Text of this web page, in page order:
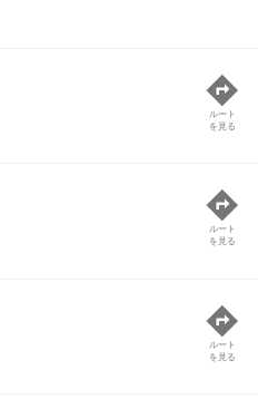
ルート
を見る
ルート
を見る
ルート
を見る